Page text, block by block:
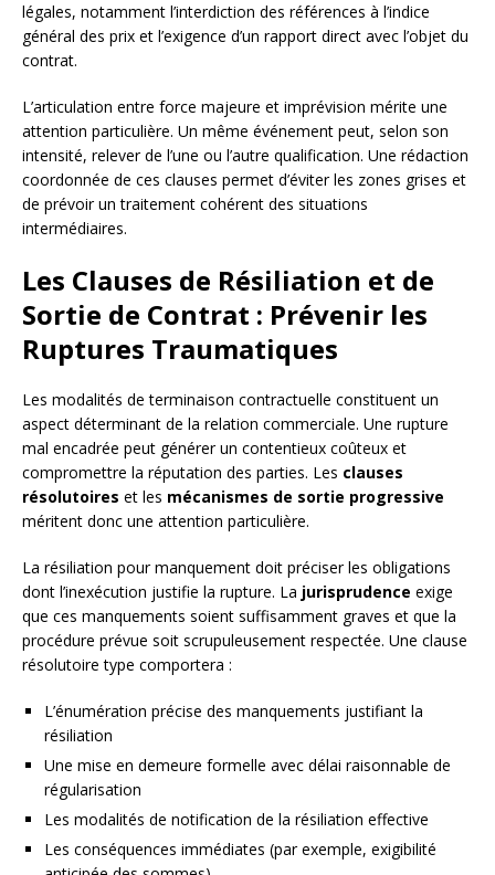
légales, notamment l’interdiction des références à l’indice
général des prix et l’exigence d’un rapport direct avec l’objet du
contrat.
L’articulation entre force majeure et imprévision mérite une
attention particulière. Un même événement peut, selon son
intensité, relever de l’une ou l’autre qualification. Une rédaction
coordonnée de ces clauses permet d’éviter les zones grises et
de prévoir un traitement cohérent des situations
intermédiaires.
Les Clauses de Résiliation et de
Sortie de Contrat : Prévenir les
Ruptures Traumatiques
Les modalités de terminaison contractuelle constituent un
aspect déterminant de la relation commerciale. Une rupture
mal encadrée peut générer un contentieux coûteux et
compromettre la réputation des parties. Les clauses
résolutoires et les mécanismes de sortie progressive
méritent donc une attention particulière.
La résiliation pour manquement doit préciser les obligations
dont l’inexécution justifie la rupture. La jurisprudence exige
que ces manquements soient suffisamment graves et que la
procédure prévue soit scrupuleusement respectée. Une clause
résolutoire type comportera :
L’énumération précise des manquements justifiant la
résiliation
Une mise en demeure formelle avec délai raisonnable de
régularisation
Les modalités de notification de la résiliation effective
Les conséquences immédiates (par exemple, exigibilité